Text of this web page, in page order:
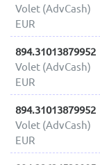
Volet (AdvCash)
EUR
894.31013879952
Volet (AdvCash)
EUR
894.31013879952
Volet (AdvCash)
EUR